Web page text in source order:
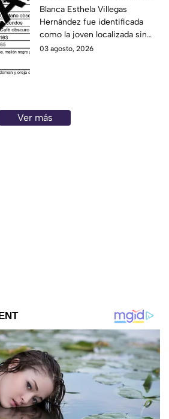
hallada s1n v1da en
Celaya, Guanajuato;
llevaba dos días
desaparecida
Blanca Esthela Villegas
Hernández fue identificada
como la joven localizada sin
vida en Celaya, Guanajuato,
03 agosto, 2026
Ver más